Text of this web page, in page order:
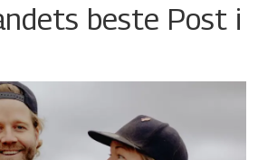
beste Post i